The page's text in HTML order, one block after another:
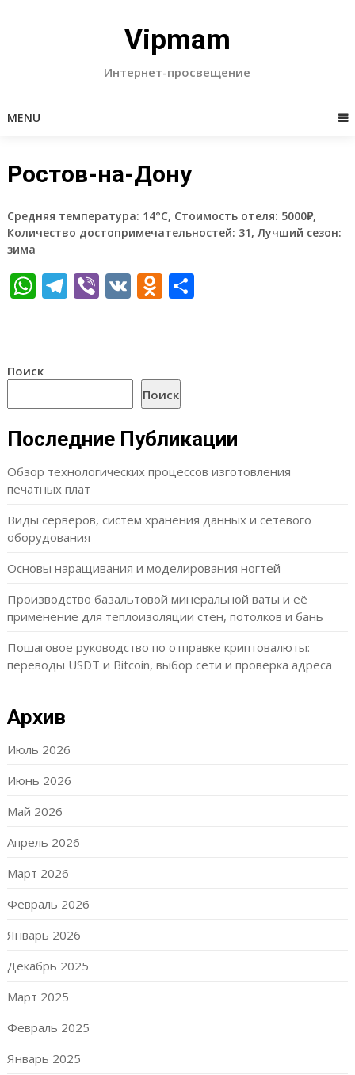
Vipmam
Интернет-просвещение
MENU
Ростов-на-Дону
Средняя температура: 14°C, Стоимость отеля: 5000₽,
Количество достопримечательностей: 31, Лучший сезон:
зима
WhatsApp
Telegram
Viber
VKOdnoklassniki
Отправить
Поиск
Поиск
Последние Публикации
Обзор технологических процессов изготовления
печатных плат
Виды серверов, систем хранения данных и сетевого
оборудования
Основы наращивания и моделирования ногтей
Производство базальтовой минеральной ваты и её
применение для теплоизоляции стен, потолков и бань
Пошаговое руководство по отправке криптовалюты:
переводы USDT и Bitcoin, выбор сети и проверка адреса
Архив
Июль 2026
Июнь 2026
Май 2026
Апрель 2026
Март 2026
Февраль 2026
Январь 2026
Декабрь 2025
Март 2025
Февраль 2025
Январь 2025